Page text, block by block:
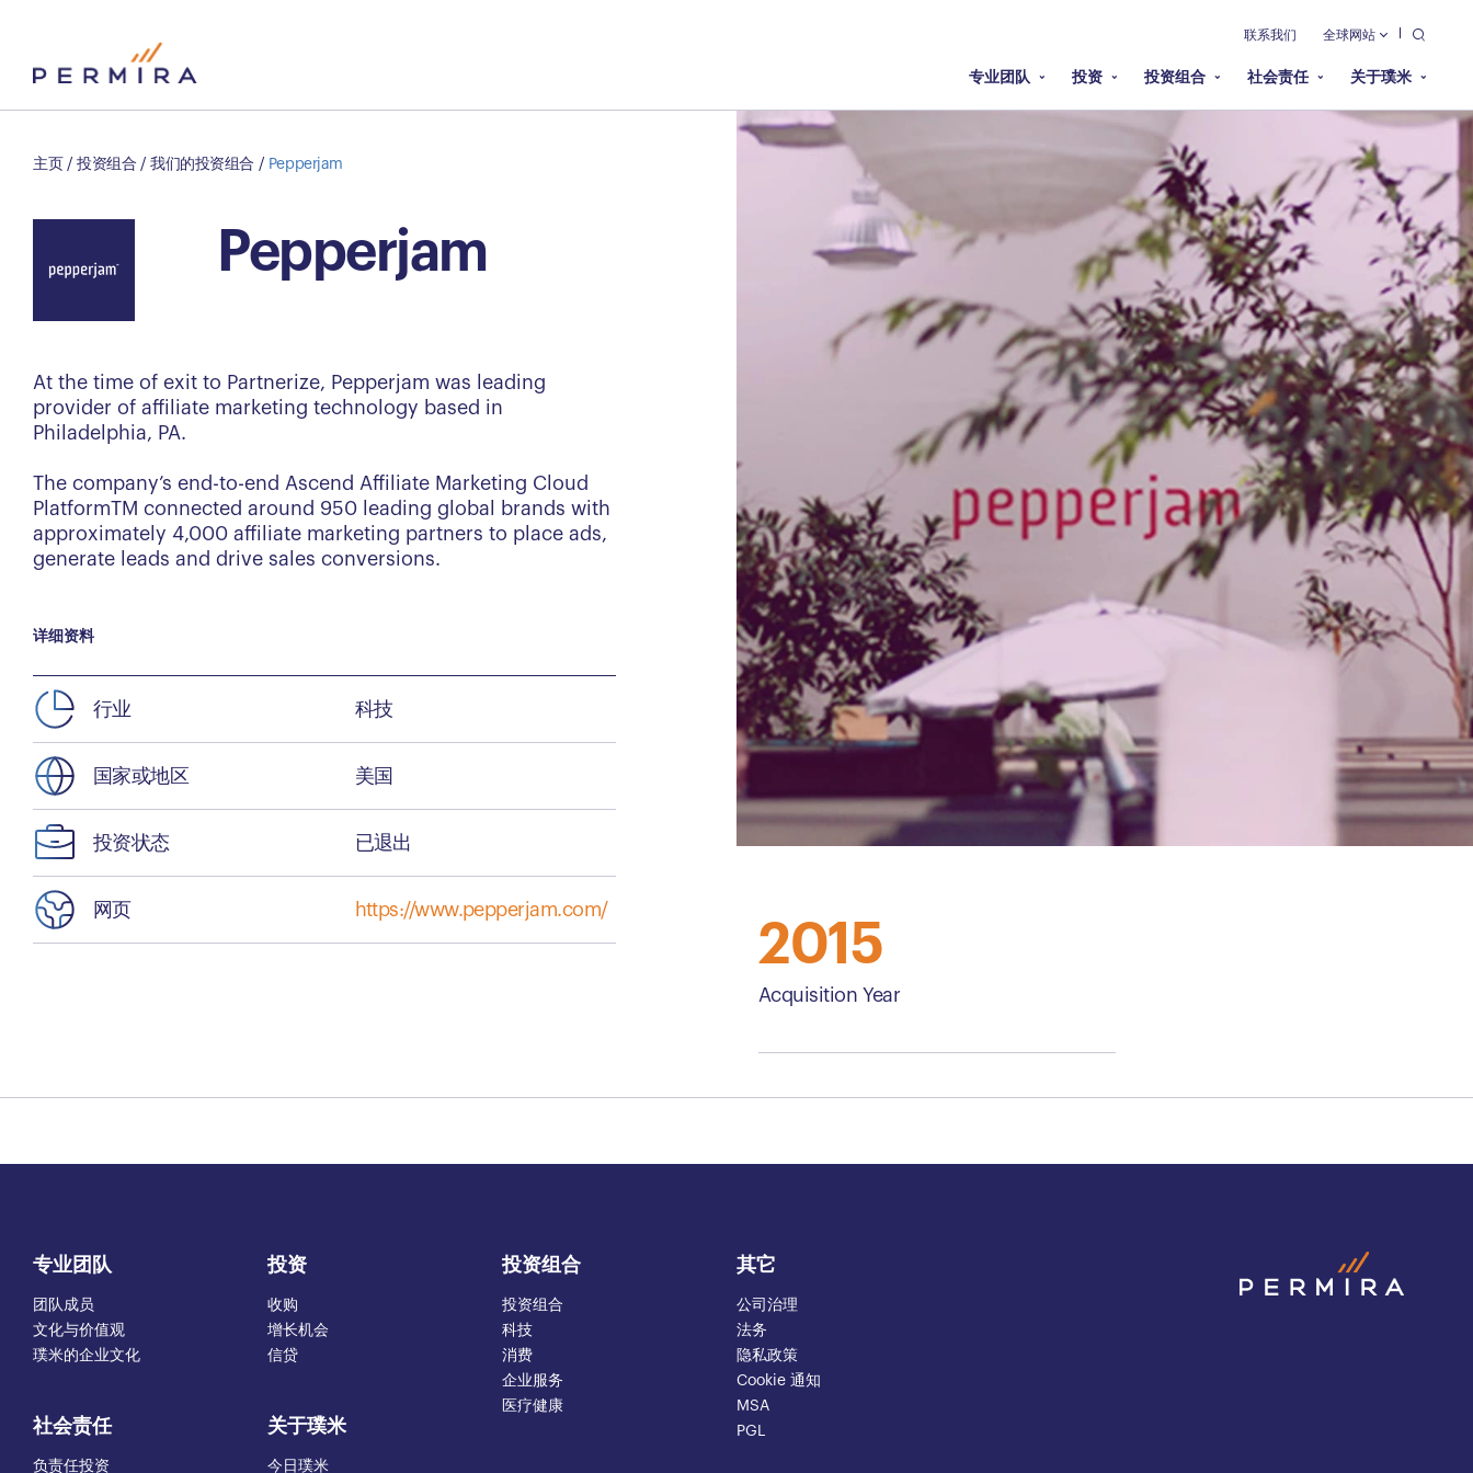
联系我们 全球网站
专业团队 投资 投资组合 社会责任 关于璞米
主页 / 投资组合 / 我们的投资组合 / Pepperjam
Pepperjam
At the time of exit to Partnerize, Pepperjam was leading
provider of affiliate marketing technology based in
Philadelphia, PA.
The company’s end-to-end Ascend Affiliate Marketing Cloud
PlatformTM connected around 950 leading global brands with
approximately 4,000 affiliate marketing partners to place ads,
generate leads and drive sales conversions.
详细资料
行业 科技
国家或地区 美国
投资状态 已退出
网页 https://www.pepperjam.com/
2015
Acquisition Year
专业团队
团队成员
文化与价值观
璞米的企业文化
社会责任
负责任投资
投资
收购
增长机会
信贷
关于璞米
今日璞米
投资组合
投资组合
科技
消费
企业服务
医疗健康
其它
公司治理
法务
隐私政策
Cookie 通知
MSA
PGL